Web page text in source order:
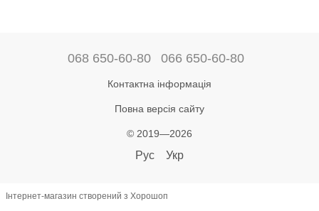
068 650-60-80 066 650-60-80
Контактна інформація
Повна версія сайту
© 2019—2026
Рус Укр
Інтернет-магазин створений з Хорошоп